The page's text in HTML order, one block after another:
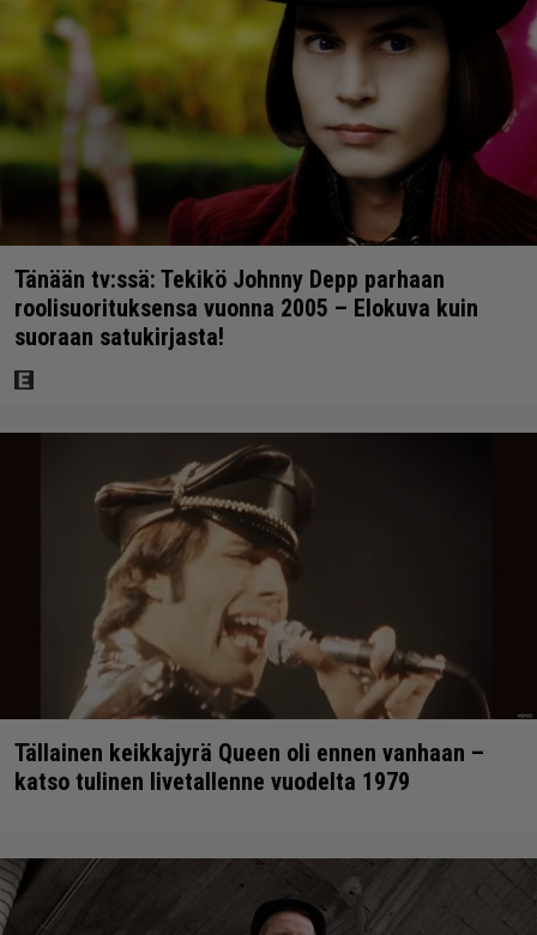
Tänään tv:ssä: Tekikö Johnny Depp parhaan
roolisuorituksensa vuonna 2005 – Elokuva kuin
suoraan satukirjasta!
Tällainen keikkajyrä Queen oli ennen vanhaan –
katso tulinen livetallenne vuodelta 1979